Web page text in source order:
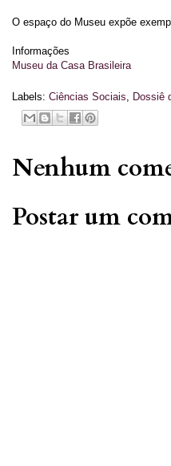
O espaço do Museu expõe
Informações
Museu da Casa Brasileira
Labels: Ciências Sociais Dossiê
Nenhum
Postar um